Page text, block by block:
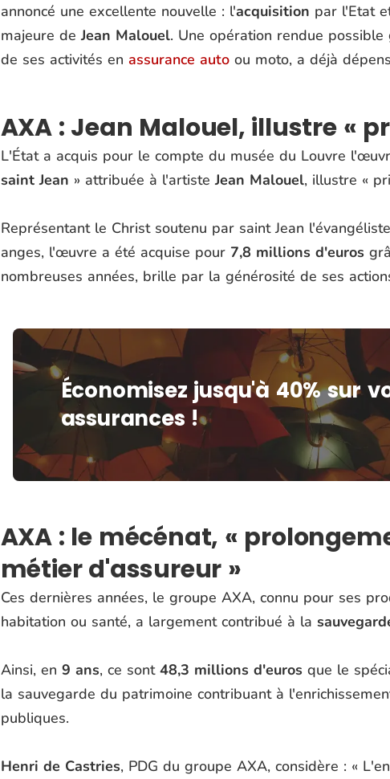
annoncé une excellente nouvelle : l'acquisition par l'Etat
majeure deJean Malouel. Une opération rendue possible
de ses activités en assurance autoou moto, a déjà
AXA : Jean Malouel, illustre «
L'État a acquis pour le compte du musée du Louvre
saint Jean » attribuée à l'artisteJean Malouel, illustre «
Représentant le Christ soutenu par saint Jean
anges, l'œuvre a été acquise pour 7,8 millions d'euros
nombreuses années, brille par la générosité de ses
Économisez jusqu'à 40% sur
assurances !
AXA : le mécénat, «
métier d'assureur »
Ces dernières années, le groupe AXA, connu pour ses
habitation ou santé, a largement contribué à la
Ainsi, en 9 ans, ce sont 48,3 millions d'eurosque le
la sauvegarde du patrimoine contribuant à
publiques.
Henri de Castries, PDG du groupe AXA, considère : «